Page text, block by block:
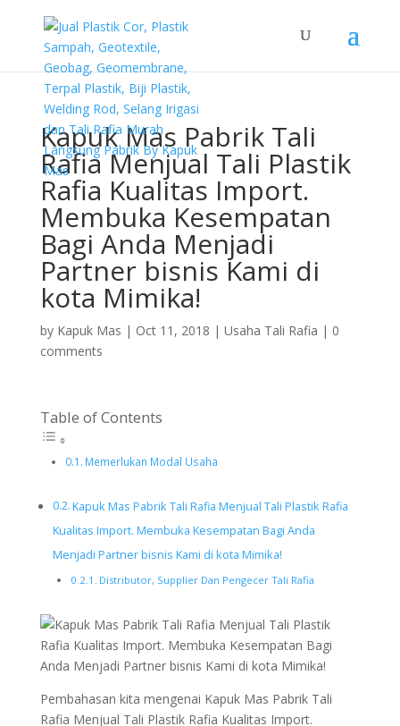
Kapuk Mas Pabrik Tali
Rafia Menjual Tali Plastik
Rafia Kualitas Import.
Membuka Kesempatan
Bagi Anda Menjadi
Partner bisnis Kami di
kota Mimika!
by Kapuk Mas | Oct 11, 2018 | Usaha Tali Rafia | 0
comments
Table of Contents
Memerlukan Modal Usaha
Kapuk Mas Pabrik Tali Rafia Menjual Tali Plastik Rafia
Kualitas Import. Membuka Kesempatan Bagi Anda
Menjadi Partner bisnis Kami di kota Mimika!
Distributor, Supplier Dan Pengecer Tali Rafia
Pembahasan kita mengenai Kapuk Mas Pabrik Tali
Rafia Menjual Tali Plastik Rafia Kualitas Import.